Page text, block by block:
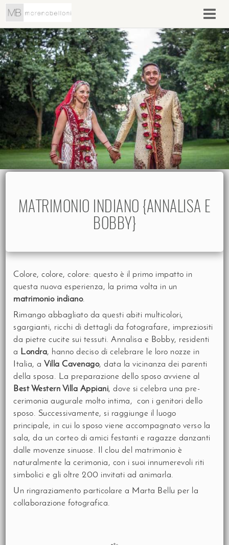
MATRIMONIO INDIANO {ANNALISA E
BOBBY}
Colore, colore, colore: questo è il primo impatto in
questa nuova esperienza, la prima volta in un
matrimonio indiano.
Rimango abbagliato da questi abiti multicolori,
sgargianti, ricchi di dettagli da fotografare, impreziositi
da pietre cucite sui tessuti. Annalisa e Bobby, residenti
a Londra, hanno deciso di celebrare le loro nozze in
Italia, a Villa Cavenago, data la vicinanza dei parenti
della sposa. La preparazione dello sposo avviene al
Best Western Villa Appiani, dove si celebra una pre-
cerimonia augurale molto intima, con i genitori dello
sposo. Successivamente, si raggiunge il luogo
principale, in cui lo sposo viene accompagnato verso la
sala, da un corteo di amici festanti e ragazze danzanti
dalle movenze sinuose. Il clou del matrimonio è
naturalmente la cerimonia, con i suoi innumerevoli riti
simbolici e gli oltre 200 invitati ad animarla.
Un ringraziamento particolare a Marta Bellu per la
collaborazione fotografica.